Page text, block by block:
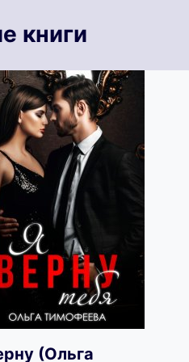
книги
(Ольга